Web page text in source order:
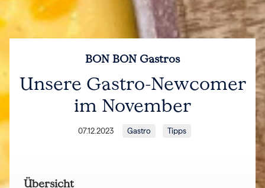
BON BON Gastros
Unsere Gastro-Newcomer
im November
07.12.2023 Gastro Tipps
Übersicht